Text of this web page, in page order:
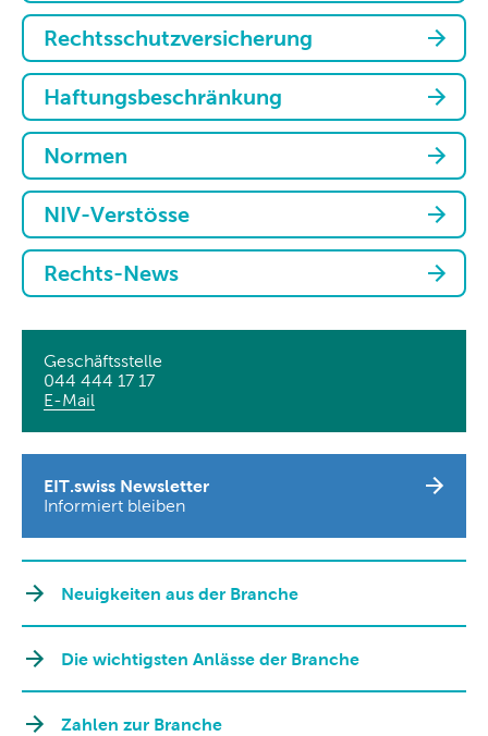
Rechtsschutzversicherung
Haftungsbeschränkung
Normen
NIV-Verstösse
Rechts-News
Geschäftsstelle
044 444 17 17
E-Mail
EIT.swiss Newsletter
Informiert bleiben
Neuigkeiten aus der Branche
Die wichtigsten Anlässe der Branche
Zahlen zur Branche